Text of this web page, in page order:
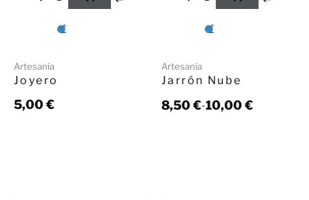
Artesanía
Joyero
5,00€
Artesanía
Jarrón Nube
8,50€-10,00€